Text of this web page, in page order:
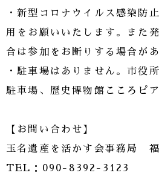
・新型コロナウイルス感染防
用をお願いいたします。また
合は参加をお断りする場合があ
・駐車場はありません。市役
駐車場、歴史博物館こころピ
【お問い合わせ】
玉名遺産を活かす会事務局
TEL：090-8392-3123